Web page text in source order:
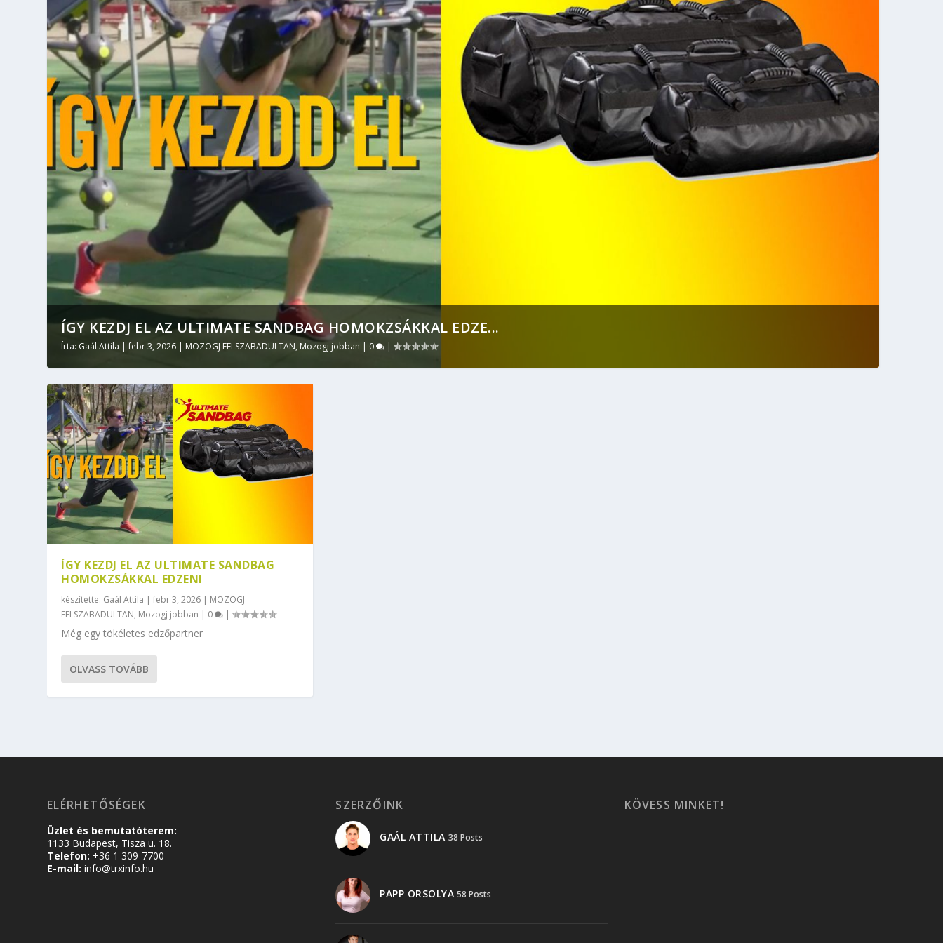
ÍGY KEZDJ EL AZ ULTIMATE SANDBAG HOMOKZSÁKKAL EDZE...
Írta: Gaál Attila |febr 3, 2026 | MOZOGJ FELSZABADULTAN,Mozogj jobban | 0 |
ÍGY KEZDJ EL AZ ULTIMATE SANDBAG
HOMOKZSÁKKAL EDZENI
készítette: Gaál Attila |febr 3, 2026 | MOZOGJ
FELSZABADULTAN, Mozogj jobban | 0 |
Még egy tökéletes edzőpartner
OLVASS TOVÁBB
ELÉRHETŐSÉGEK
Üzlet és bemutatóterem:
1133 Budapest, Tisza u. 18.
Telefon: +36 1 309-7700
E-mail: info@trxinfo.hu
SZERZŐINK
GAÁL ATTILA 38 Posts
PAPP ORSOLYA 58 Posts
KÖVESS MINKET!